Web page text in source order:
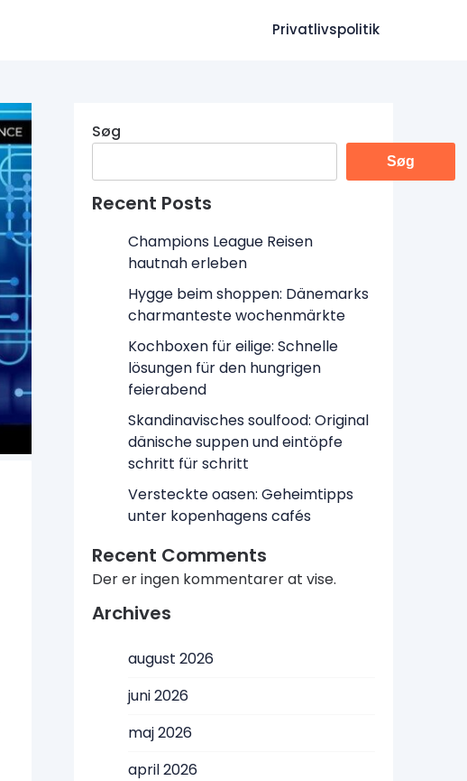
Privatlivspolitik
Søg
Søg
Recent Posts
Champions League Reisen
hautnah erleben
Hygge beim shoppen: Dänemarks
charmanteste wochenmärkte
Kochboxen für eilige: Schnelle
lösungen für den hungrigen
feierabend
Skandinavisches soulfood: Original
dänische suppen und eintöpfe
schritt für schritt
Versteckte oasen: Geheimtipps
unter kopenhagens cafés
Recent Comments
Der er ingen kommentarer at vise.
Archives
august 2026
juni 2026
maj 2026
april 2026